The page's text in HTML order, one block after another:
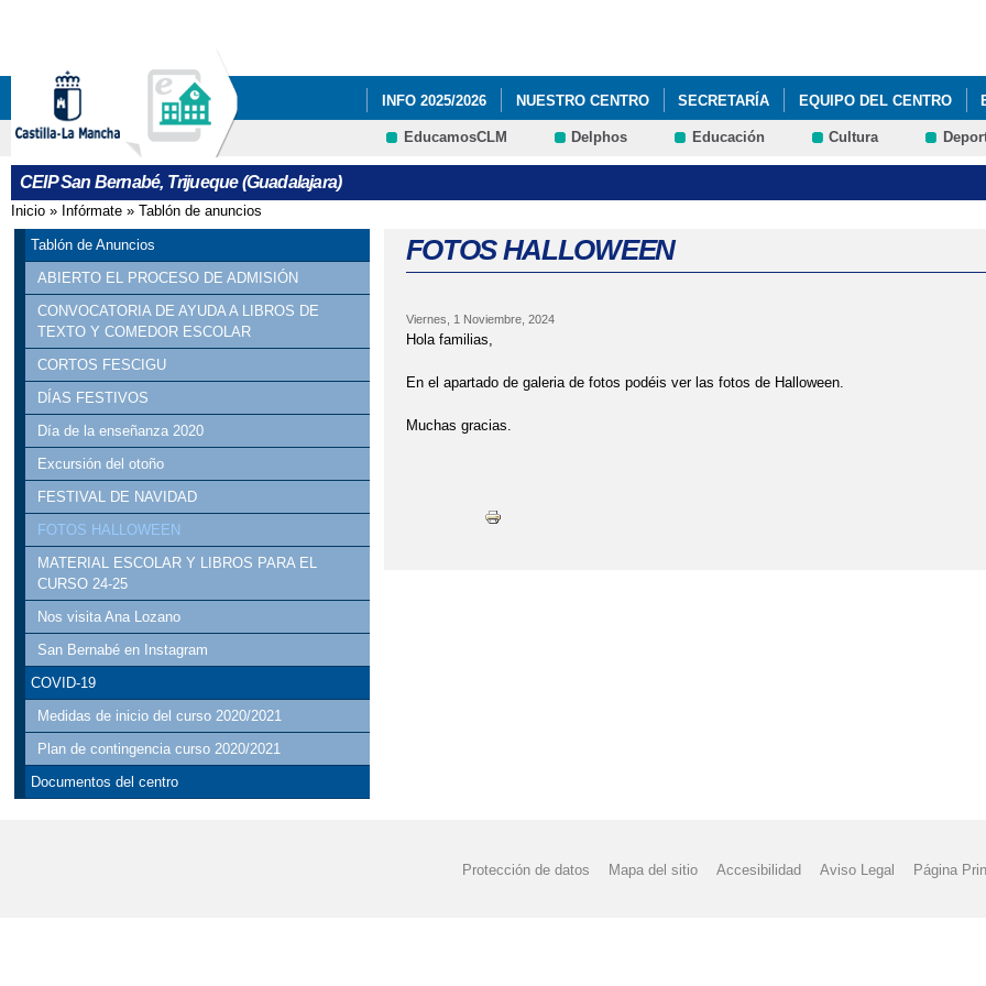
INFO 2025/2026 NUESTRO CENTRO SECRETARÍA EQUIPO DEL CENTRO
CARNAVAL 2023/2024 ESCULTURAS DE ANIMALES PLAN DE EMERGENCIA
EducamosCLM Delphos Educación Cultura
CEIP San Bernabé, Trijueque (Guadalajara)
Se encuentra usted aquí
Inicio » Infórmate » Tablón de anuncios
Tablón de Anuncios
ABIERTO EL PROCESO DE ADMISIÓN
CONVOCATORIA DE AYUDA A LIBROS DE
TEXTO Y COMEDOR ESCOLAR
CORTOS FESCIGU
DÍAS FESTIVOS
Día de la enseñanza 2020
Excursión del otoño
FESTIVAL DE NAVIDAD
FOTOS HALLOWEEN
MATERIAL ESCOLAR Y LIBROS PARA EL
CURSO 24-25
Nos visita Ana Lozano
San Bernabé en Instagram
COVID-19
Medidas de inicio del curso 2020/2021
Plan de contingencia curso 2020/2021
Documentos del centro
FOTOS HALLOWEEN
Viernes, 1 Noviembre, 2024
Hola familias,
En el apartado de galeria de fotos podéis ver las fotos de Halloween.
Muchas gracias.
Protección de datos Mapa del sitio Accesibilidad Aviso Legal Página